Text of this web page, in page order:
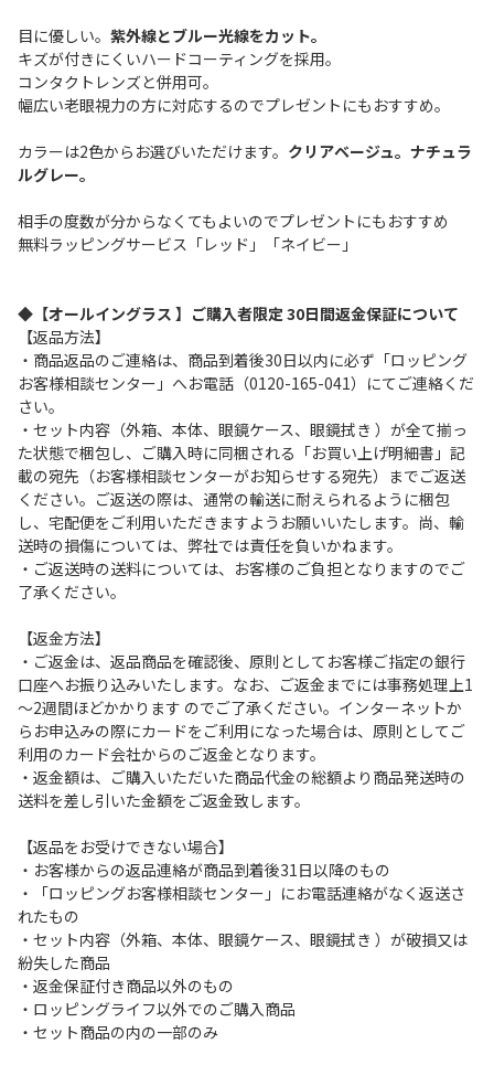
目に優しい。 紫外線とブルー光線をカット。
キズが付きにくいハードコーティングを採用。
コンタクトレンズと併用可。
幅広い老眼視力の方に対応するのでプレゼントにもおすすめ。
カラーは2色からお選びいただけます。 クリアベージュ。ナチュラ
ルグレー。
相手の度数が分からなくてもよいのでプレゼントにもおすすめ
無料ラッピングサービス「レッド」「ネイビー」
◆【オールイングラス 】ご購入者限定 30日間返金保証について
【返品方法】
・商品返品のご連絡は、商品到着後30日以内に必ず「ロッピング
お客様相談センター」へお電話（0120-165-041）にてご連絡くだ
さい。
・セット内容（外箱、本体、眼鏡ケース、眼鏡拭き ）が全て揃っ
た状態で梱包し、ご購入時に同梱される「お買い上げ明細書」記
載の宛先（お客様相談センターがお知らせする宛先）までご返送
ください。ご返送の際は、通常の輸送に耐えられるように梱包
し、宅配便をご利用いただきますようお願いいたします。尚、輸
送時の損傷については、弊社では責任を負いかねます。
・ご返送時の送料については、お客様のご負担となりますのでご
了承ください。
【返金方法】
・ご返金は、返品商品を確認後、原則としてお客様ご指定の銀行
口座へお振り込みいたします。なお、ご返金までには事務処理上1
～2週間ほどかかります のでご了承ください。インターネットか
らお申込みの際にカードをご利用になった場合は、原則としてご
利用のカード会社からのご返金となります。
・返金額は、ご購入いただいた商品代金の総額より商品発送時の
送料を差し引いた金額をご返金致します。
【返品をお受けできない場合】
・お客様からの返品連絡が商品到着後31日以降のもの
・「ロッピングお客様相談センター」にお電話連絡がなく返送さ
れたもの
・セット内容（外箱、本体、眼鏡ケース、眼鏡拭き ）が破損又は
紛失した商品
・返金保証付き商品以外のもの
・ロッピングライフ以外でのご購入商品
・セット商品の内の一部のみ